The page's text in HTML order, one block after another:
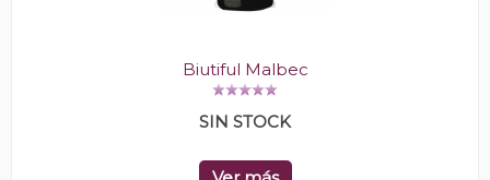
Biutiful Malbec
SIN STOCK